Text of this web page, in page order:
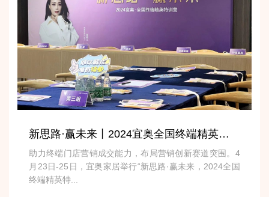
新思路·赢未来丨2024宜奥全国终端精英特训营圆满收官！
助力终端门店营销成交能力，布局营销创新赛道突围。4
月23日-25日，宜奥家居举行“新思路·赢未来，2024全国
终端精英特...